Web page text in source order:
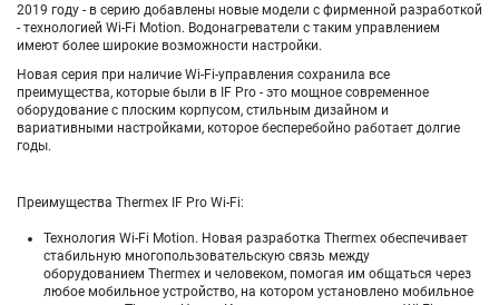
2019 году - в серию добавлены новые модели с фирменной разработкой
- технологией Wi-Fi Motion. Водонагреватели с таким управлением
имеют более широкие возможности настройки.
Новая серия при наличие Wi-Fi-управления сохранила все
преимущества, которые были в IF Pro - это мощное современное
оборудование с плоским корпусом, стильным дизайном и
вариативными настройками, которое бесперебойно работает долгие
годы.
Преимущества Thermex IF Pro Wi-Fi:
Технология Wi-Fi Motion. Новая разработка Thermex обеспечивает
стабильную многопользовательскую связь между
оборудованием Thermex и человеком, помогая им общаться через
любое мобильное устройство, на котором установлено мобильное